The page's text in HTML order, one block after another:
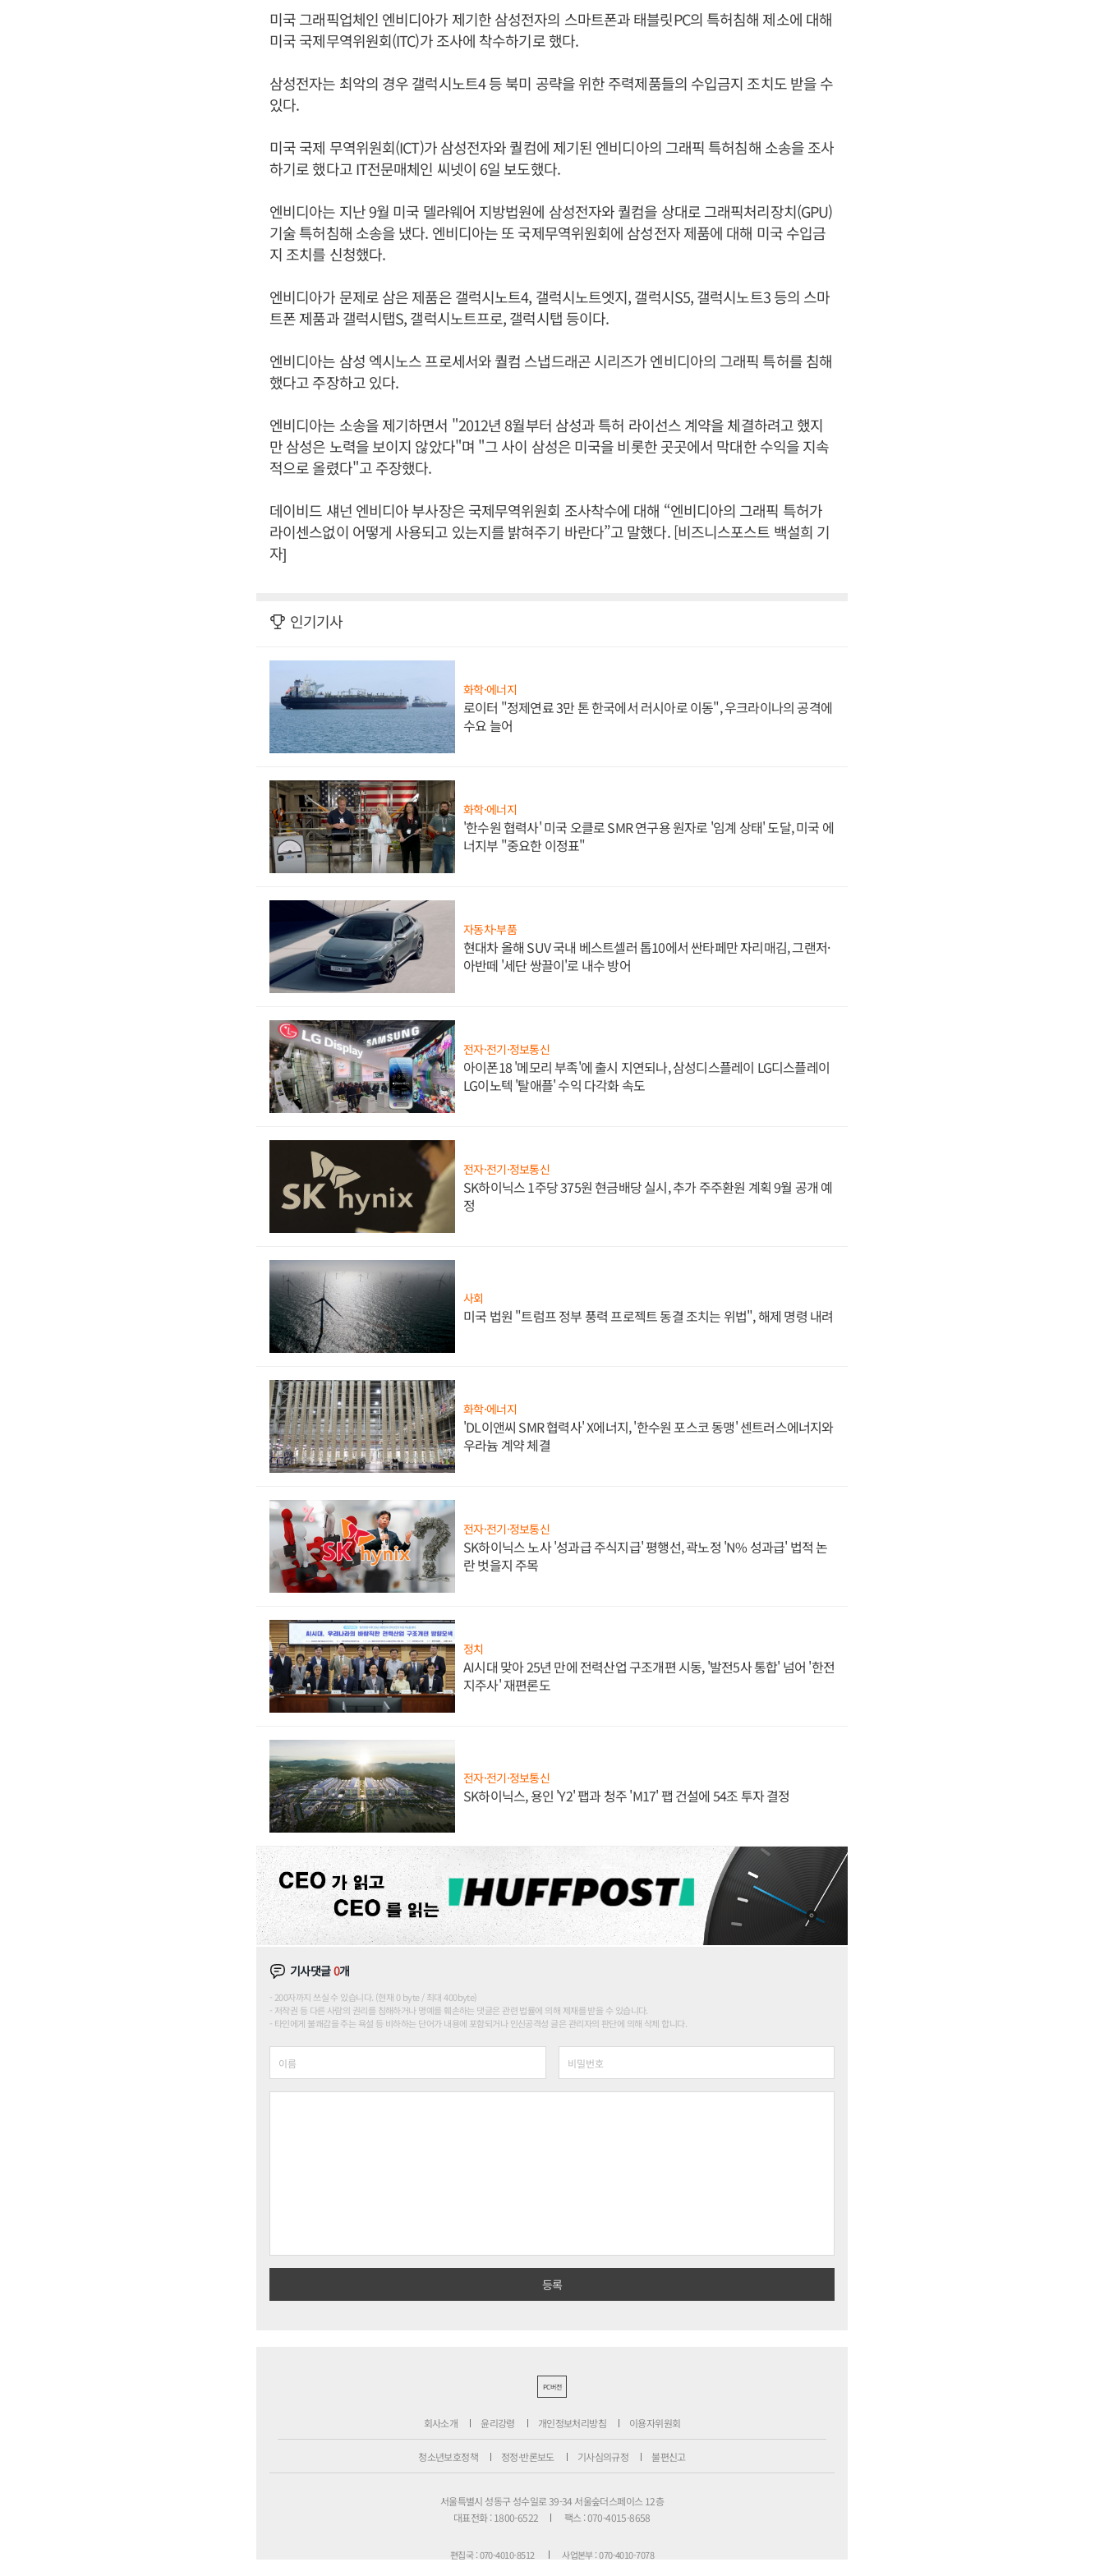
미국 그래픽업체인 엔비디아가 제기한 삼성전자의 스마트폰과 태블릿PC의 특허침해 제소에 대해
미국 국제무역위원회(ITC)가 조사에 착수하기로 했다.
삼성전자는 최악의 경우 갤럭시노트4 등 북미 공략을 위한 주력제품들의 수입금지 조치도 받을 수
있다.
미국 국제 무역위원회(ICT)가 삼성전자와 퀄컴에 제기된 엔비디아의 그래픽 특허침해 소송을 조사
하기로 했다고 IT전문매체인 씨넷이 6일 보도했다.
엔비디아는 지난 9월 미국 델라웨어 지방법원에 삼성전자와 퀄컴을 상대로 그래픽처리장치(GPU)
기술 특허침해 소송을 냈다. 엔비디아는 또 국제무역위원회에 삼성전자 제품에 대해 미국 수입금
지 조치를 신청했다.
엔비디아가 문제로 삼은 제품은 갤럭시노트4, 갤럭시노트엣지, 갤럭시S5, 갤럭시노트3 등의 스마
트폰 제품과 갤럭시탭S, 갤럭시노트프로, 갤럭시탭 등이다.
엔비디아는 삼성 엑시노스 프로세서와 퀄컴 스냅드래곤 시리즈가 엔비디아의 그래픽 특허를 침해
했다고 주장하고 있다.
엔비디아는 소송을 제기하면서 "2012년 8월부터 삼성과 특허 라이선스 계약을 체결하려고 했지
만 삼성은 노력을 보이지 않았다"며 "그 사이 삼성은 미국을 비롯한 곳곳에서 막대한 수익을 지속
적으로 올렸다"고 주장했다.
데이비드 섀넌 엔비디아 부사장은 국제무역위원회 조사착수에 대해 “엔비디아의 그래픽 특허가
라이센스없이 어떻게 사용되고 있는지를 밝혀주기 바란다”고 말했다. [비즈니스포스트 백설희 기
자]
인기기사
화학·에너지
로이터 "정제연료 3만 톤 한국에서 러시아로 이동", 우크라이나의 공격에
수요 늘어
화학·에너지
'한수원 협력사' 미국 오클로 SMR 연구용 원자로 '임계 상태' 도달, 미국 에
너지부 "중요한 이정표"
자동차·부품
현대차 올해 SUV 국내 베스트셀러 톱10에서 싼타페만 자리매김, 그랜저·
아반떼 '세단 쌍끌이'로 내수 방어
전자·전기·정보통신
아이폰18 '메모리 부족'에 출시 지연되나, 삼성디스플레이 LG디스플레이
LG이노텍 '탈애플' 수익 다각화 속도
전자·전기·정보통신
SK하이닉스 1주당 375원 현금배당 실시, 추가 주주환원 계획 9월 공개 예
정
사회
미국 법원 "트럼프 정부 풍력 프로젝트 동결 조치는 위법", 해제 명령 내려
화학·에너지
'DL이앤씨 SMR 협력사' X에너지, '한수원 포스코 동맹' 센트러스에너지와
우라늄 계약 체결
전자·전기·정보통신
SK하이닉스 노사 '성과급 주식지급' 평행선, 곽노정 'N% 성과급' 법적 논
란 벗을지 주목
정치
AI시대 맞아 25년 만에 전력산업 구조개편 시동, '발전5사 통합' 넘어 '한전
지주사' 재편론도
전자·전기·정보통신
SK하이닉스, 용인 'Y2' 팹과 청주 'M17' 팹 건설에 54조 투자 결정
기사댓글0개
200자까지 쓰실 수 있습니다. (현재 0 byte / 최대 400byte)
저작권 등 다른 사람의 권리를 침해하거나 명예를 훼손하는 댓글은 관련 법률에 의해 제재를 받을 수 있습니다.
타인에게 불쾌감을 주는 욕설 등 비하하는 단어가 내용에 포함되거나 인신공격성 글은 관리자의 판단에 의해 삭제 합니다.
PC버전
회사소개 윤리강령 개인정보처리방침 이용자위원회
청소년보호정책 정정·반론보도 기사심의규정 불편신고
서울특별시 성동구 성수일로 39-34 서울숲더스페이스 12층
대표전화 : 1800-6522
팩스 : 070-4015-8658
편집국 : 070-4010-8512
사업본부 : 070-4010-7078